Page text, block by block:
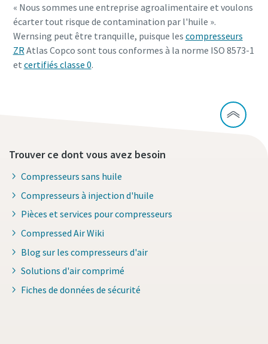
« Nous sommes une entreprise agroalimentaire et voulons
écarter tout risque de contamination par l'huile ».
Wernsing peut être tranquille, puisque les compresseurs
ZR Atlas Copco sont tous conformes à la norme ISO 8573-1
et certifiés classe 0.
Trouver ce dont vous avez besoin
Compresseurs sans huile
Compresseurs à injection d'huile
Pièces et services pour compresseurs
Compressed Air Wiki
Blog sur les compresseurs d'air
Solutions d'air comprimé
Fiches de données de sécurité